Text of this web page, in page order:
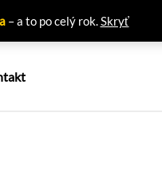
– a to po celý rok.Skryť